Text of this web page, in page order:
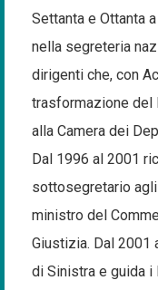
Settanta e Ottanta
nella segreteria
dirigenti che, con
trasformazione del
alla Camera dei
Dal 1996 al 2001
sottosegretario
ministro del
Giustizia. Dal 2001
di Sinistra e guida